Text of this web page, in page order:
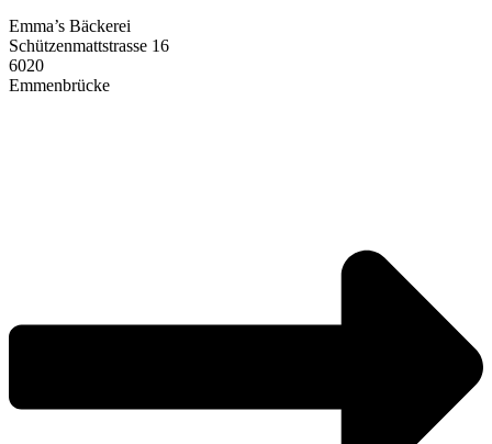
Emma’s Bäckerei
Schützenmattstrasse 16
6020
Emmenbrücke